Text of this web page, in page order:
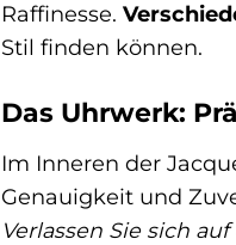
Raffinesse.
Stil finden können.
Das Uhrwerk:
Im Inneren der
Genauigkeit und
Verlassen Sie sich